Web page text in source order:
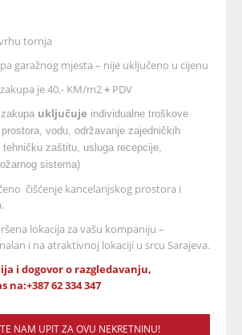
tornja
garažnog mjesta – nije uključeno u cijenu
je 40.- KM/m2+ PDV
uključuje individualne troškove
vodu, održavanje zajedničkih
zaštitu, usluga recepcije,
sistema)
čišćenje kancelarijskog prostora i
lokacija za vašu kompaniju –
i na atraktivnoj lokaciji u srcu Sarajeva.
i dogovor o razgledavanju,
62 334 347
NAM UPIT ZA OVU NEKRETNINU!